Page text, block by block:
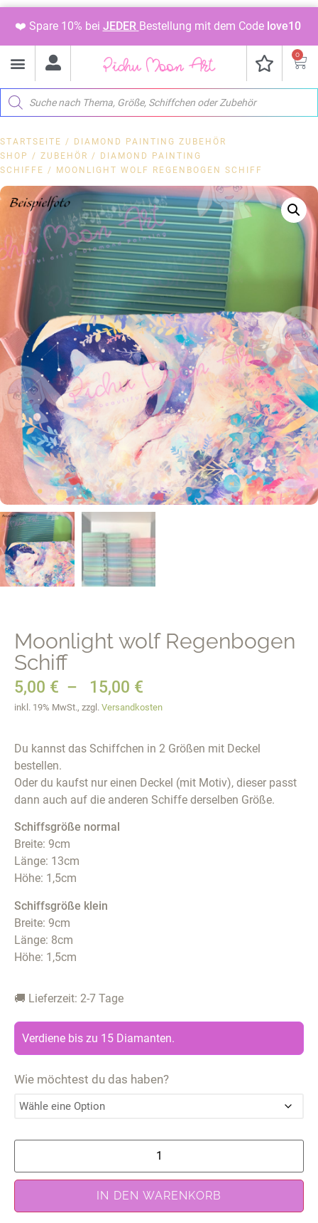
❤️ Spare 10% bei JEDER Bestellung mit dem Code love10
0
STARTSEITE /
DIAMOND PAINTING ZUBEHÖR
SHOP / ZUBEHÖR /
DIAMOND PAINTING
SCHIFFE / MOONLIGHT WOLF REGENBOGEN SCHIFF
Moonlight wolf Regenbogen
Schiff
5,00 € – 15,00 €
inkl. 19% MwSt., zzgl. Versandkosten
Du kannst das Schiffchen in 2 Größen mit Deckel
bestellen.
Oder du kaufst nur einen Deckel (mit Motiv), dieser passt
dann auch auf die anderen Schiffe derselben Größe.
Schiffsgröße normal
Breite: 9cm
Länge: 13cm
Höhe: 1,5cm
Schiffsgröße klein
Breite: 9cm
Länge: 8cm
Höhe: 1,5cm
🚚 Lieferzeit: 2-7 Tage
Verdiene bis zu 15 Diamanten.
Wie möchtest du das haben?
IN DEN WARENKORB